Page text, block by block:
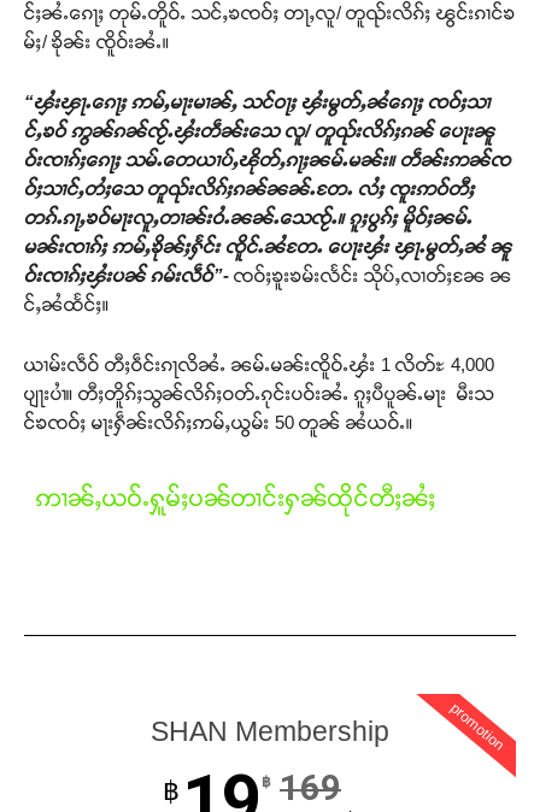
တႃႇႁႂ်ႈသဵင်ၵၢင်ၸႂ်ၵူၼ်းမိူင်း ၵူႈတီႈၵူႈလႅၼ်ပေႃးတေၸွ
တ်ႇ တူဝ်ႈလုမ်ႈၾႃႉၼၼ်ႉ ၶဝ်ႈႁူမ်ႈၵမ်ႉထႅမ် ၸုမ်းၶၢ
ဝ်ႇၽူႈတွႆႇႁွၵ်ႈ လႆႈယူႇၶႃႈဢေႃႈ။
Donate Now
င်ႈၼႆႉၵေႃႈ တုမ်ႉတိူဝ်ႉ သင်ႇၶၸဝ်ႈ တႃႇလူ/ တူၺ်းလိၵ်ႈ ၽွင်းၵၢင်ၶ
မ်ႈ/ ၶိုၼ်း ၸိူဝ်းၼႆႉ။
“ၾႆးၾႃႉၵေႃႈ ဢမ်ႇမႃးမၢၼ်ႇ သင်ဝႃႈ ၾႆးမွတ်ႇၼႆၵေႃႈ ၸဝ်ႈသၢ
င်ႇၶဝ် ဢွၼ်ၵၼ်ၸႂ်ႉၾႆးတဵၼ်းသေ လူ/ တူၺ်းလိၵ်ႈၵၼ် ပေႃးၼူ
ဝ်းၸၢၵ်ႈၵေႃႈ သမ်ႉတေယၢပ်ႇၽိုတ်ႇၵႃႈၼမ်ႉမၼ်း။ တဵၼ်းဢၼ်ၸ
ဝ်ႈသၢင်ႇတႆႈသေ တူၺ်းလိၵ်ႈၵၼ်ၼၼ်ႉတႄႉ လႆႈ ၸူးဢဝ်တီႈ
တၵ်ႉၵႃႇၶဝ်မႃးလူႇတၢၼ်းဝႆႉၼၼ်ႉသေၸႂ်ႉ။ ၵူႈပွၵ်ႈ မိူဝ်ႈၼမ်ႉ
မၼ်းၸၢၵ်ႈ ဢမ်ႇၶိုၼ်ႈႁႅင်း ၸိူင်ႉၼႆတႄႉ ပေႃးၾႆး ၾႃႉမွတ်ႇၼႆ ၼူ
ဝ်းၸၢၵ်ႈၾႆးပၼ် ၵမ်းလဵဝ်”- ၸဝ်ႈၶူးၶမ်းလႅင်း သိုပ်ႇလၢတ်ႈၼႄ ၼ
င်ႇၼႆထႅင်ႈ။
ယၢမ်းလဵဝ် တီႈဝဵင်းၵႃလိၼႆႉ ၼမ်ႉမၼ်းၸိူဝ်ႉၾႆး 1 လိတ်ႊ 4,000
ပျႃးပၢႆ။ တီႈတိူၵ်ႈသွၼ်လိၵ်ႈဝတ်ႉၵုင်းပဝ်းၼႆႉ ၵူႈပီပူၼ်ႉမႃး မီးသ
င်ၶၸဝ်ႈ မႃးႁဵၼ်းလိၵ်ႈဢမ်ႇယွမ်း 50 တူၼ် ၼႆယဝ်ႉ။
ဢၢၼ်ႇယဝ်ႉႁူမ်ႈပၼ်တၢင်းႁၼ်ထိုင်တီႈၼႆႈ
promotion
SHAN Membership
฿ ฿ 169